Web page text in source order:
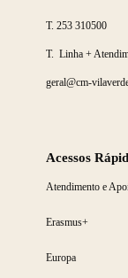
T.253 310500
T. Linha +
geral@cm-
Acessos
Atendimento e
Erasmus+
Europa